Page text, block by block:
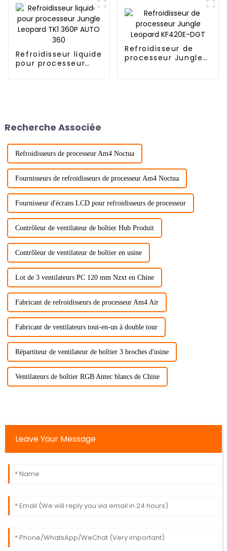
ventilateur PWM
Leopard
Refroidisseur liquide
pour processeur
Refroidisseur de
processeur Jungle
Recherche Associée
Refroidisseurs de processeur Am4 Noctua
Fournisseurs de refroidisseurs de processeur Am4 Noctua
Fournisseur d'écrans LCD pour refroidisseurs de processeur
Contrôleur de ventilateur de boîtier Hub Produit
Contrôleur de ventilateur de boîtier en usine
Lot de 3 ventilateurs PC 120 mm Nzxt en Chine
Fabricant de refroidisseurs de processeur Am4 Air
Fabricant de ventilateurs tout-en-un à double tour
Répartiteur de ventilateur de boîtier 3 broches d'usine
Ventilateurs de boîtier RGB Antec blancs de Chine
Leave Your Message